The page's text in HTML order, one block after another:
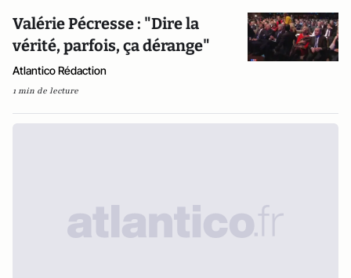
Valérie Pécresse : "Dire la
vérité, parfois, ça dérange"
Atlantico Rédaction
1 min de lecture